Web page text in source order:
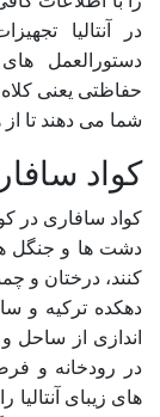
در آنتالیا
دستورالعمل
حفاظتی یعنی
شما می دهند تا
کواد
کواد سافاری در
دشت ها و جنگل
کنند، درختان و
دهکده ترکیه و
اندازی از ساحل
در رودخانه و
های زیبای